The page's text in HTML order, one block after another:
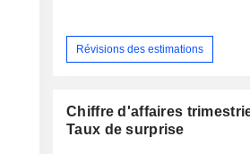
Révisions des estimations
Chiffre d'affaires
Taux de surprise